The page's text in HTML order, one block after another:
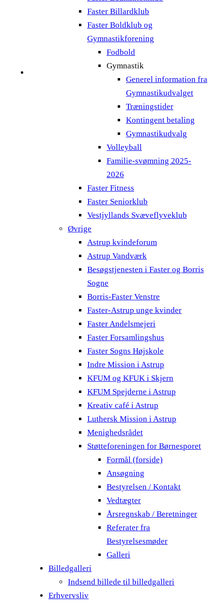
Faster Billardklub
Faster Boldklub og
Gymnastikforening
Fodbold
Gymnastik
Generel information fra
Gymnastikudvalget
Træningstider
Kontingent betaling
Gymnastikudvalg
Volleyball
Familie-svømning 2025-
2026
Faster Fitness
Faster Seniorklub
Vestjyllands Svæveflyveklub
Øvrige
Astrup kvindeforum
Astrup Vandværk
Besøgstjenesten i Faster og Borris
Sogne
Borris-Faster Venstre
Faster-Astrup unge kvinder
Faster Andelsmejeri
Faster Forsamlingshus
Faster Sogns Højskole
Indre Mission i Astrup
KFUM og KFUK i Skjern
KFUM Spejderne i Astrup
Kreativ café i Astrup
Luthersk Mission i Astrup
Menighedsrådet
Støtteforeningen for Børnesporet
Formål (forside)
Ansøgning
Bestyrelsen / Kontakt
Vedtægter
Årsregnskab / Beretninger
Referater fra
Bestyrelsesmøder
Galleri
Billedgalleri
Indsend billede til billedgalleri
Erhvervsliv